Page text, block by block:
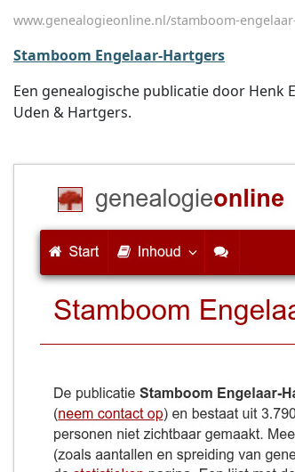
www.genealogieonline.nl/stamboom-
Stamboom Engelaar-Hartgers
Een genealogische publicatie door Henk
Uden & Hartgers.